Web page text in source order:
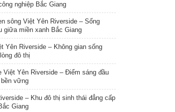
nghiệp Bắc Giang
sông Việt Yên Riverside – Sống
giữa miền xanh Bắc Giang
Yên Riverside – Không gian sống
đô thị
Việt Yên Riverside – Điểm sáng đầu
vững
– Khu đô thị sinh thái đẳng cấp
Giang